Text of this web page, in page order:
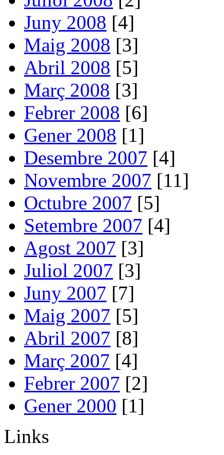
Juny 2008 [4]
Maig 2008 [3]
Abril 2008 [5]
Març 2008 [3]
Febrer 2008 [6]
Gener 2008 [1]
Desembre 2007 [4]
Novembre 2007 [11]
Octubre 2007 [5]
Setembre 2007 [4]
Agost 2007 [3]
Juliol 2007 [3]
Juny 2007 [7]
Maig 2007 [5]
Abril 2007 [8]
Març 2007 [4]
Febrer 2007 [2]
Gener 2000 [1]
Links